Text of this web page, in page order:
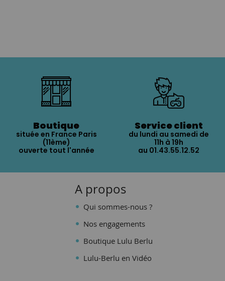
Boutique
située en France Paris
(11ème)
ouverte tout l'année
Service client
du lundi au samedi de
11h à 19h
au 01.43.55.12.52
A propos
Qui sommes-nous ?
Nos engagements
Boutique Lulu Berlu
Lulu-Berlu en Vidéo